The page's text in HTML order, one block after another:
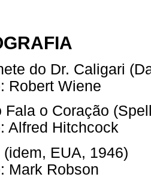
do Dr. Caligari
Robert Wiene
Fala o Coração
Alfred Hitchcock
(idem, EUA, 1946)
Mark Robson